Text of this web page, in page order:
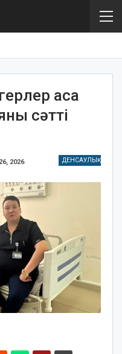
аса
сәтті
ДЕНСАУЛЫҚ
2026